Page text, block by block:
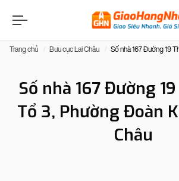
Trang chủ Bưu cục Lai Châu Số nhà 167 Đường 19
Số nhà 167 Đường
Tổ 3, Phường Đoàn
Châu